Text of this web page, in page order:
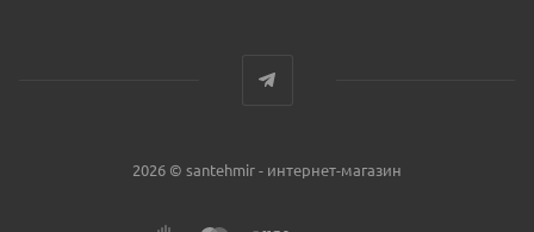
2026 © santehmir - интернет-магазин